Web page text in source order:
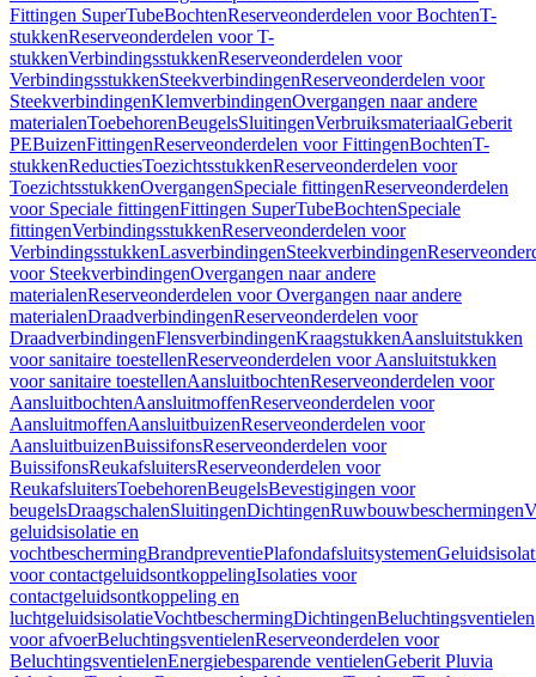
Fittingen SuperTubeBochtenReserveonderdelen voor BochtenT-
stukkenReserveonderdelen voor T-
stukkenVerbindingsstukkenReserveonderdelen voor
VerbindingsstukkenSteekverbindingenReserveonderdelen voor
SteekverbindingenKlemverbindingenOvergangen naar andere
materialenToebehorenBeugelsSluitingenVerbruiksmateriaalGeberit
PEBuizenFittingenReserveonderdelen voor FittingenBochtenT-
stukkenReductiesToezichtsstukkenReserveonderdelen voor
ToezichtsstukkenOvergangenSpeciale fittingenReserveonderdelen
voor Speciale fittingenFittingen SuperTubeBochtenSpeciale
fittingenVerbindingsstukkenReserveonderdelen voor
VerbindingsstukkenLasverbindingenSteekverbindingen
voor SteekverbindingenOvergangen naar andere
materialenReserveonderdelen voor Overgangen naar andere
materialenDraadverbindingenReserveonderdelen voor
DraadverbindingenFlensverbindingenKraagstukkenAansluitstukken
voor sanitaire toestellenReserveonderdelen voor Aansluitstukken
voor sanitaire toestellenAansluitbochtenReserveonderdelen voor
AansluitbochtenAansluitmoffenReserveonderdelen voor
AansluitmoffenAansluitbuizenReserveonderdelen voor
AansluitbuizenBuissifonsReserveonderdelen voor
BuissifonsReukafsluitersReserveonderdelen voor
ReukafsluitersToebehorenBeugelsBevestigingen voor
beugelsDraagschalenSluitingenDichtingenRuwbouwbeschermingen
geluidsisolatie en
vochtbeschermingBrandpreventiePlafondafsluitsystemen
voor contactgeluidsontkoppelingIsolaties voor
contactgeluidsontkoppeling en
luchtgeluidsisolatieVochtbeschermingDichtingenBeluchtingsventielen
voor afvoerBeluchtingsventielenReserveonderdelen voor
BeluchtingsventielenEnergiebesparende ventielenGeberit Pluvia